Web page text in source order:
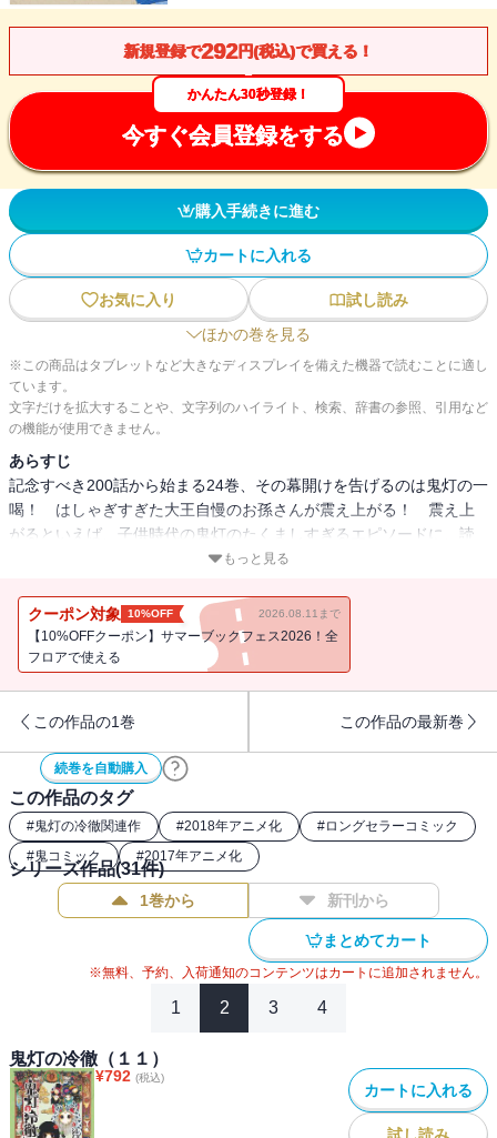
新規登録で292円(税込)で買える！
かんたん30秒登録！
今すぐ会員登録をする
購入手続きに進む
カートに入れる
お気に入り
試し読み
ほかの巻を見る
※この商品はタブレットなど大きなディスプレイを備えた機器で読むことに適し
ています。
文字だけを拡大することや、文字列のハイライト、検索、辞書の参照、引用など
の機能が使用できません。
あらすじ
記念すべき200話から始まる24巻、その幕開けを告げるのは鬼灯の一
喝！ はしゃぎすぎた大王自慢のお孫さんが震え上がる！ 震え上
がるといえば、子供時代の鬼灯のたくましすぎるエピソードに、読
めば思わずブルっと来るはず！ そしてまきみきは番組企画で背筋
もっと見る
クーポン対象 10%OFF 2026.08.11まで
【10%OFFクーポン】サマーブックフェス2026！全
フロアで使える
この作品の1巻 この作品の最新巻
続巻を自動購入
この作品のタグ
#鬼灯の冷徹関連作 #2018年アニメ化 #ロングセラーコミック
#鬼コミック #2017年アニメ化
シリーズ作品(31件)
1巻から 新刊から
まとめてカート
※無料、予約、入荷通知のコンテンツはカートに追加されません。
1 2 3 4
鬼灯の冷徹（１１）
¥792 (税込)
カートに入れる